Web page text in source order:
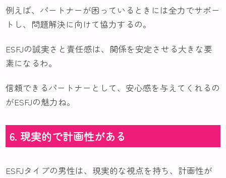
例えば、パートナーが困っているときには全力でサポー
トし、問題解決に向けて協力するの。
ESFJの誠実さと責任感は、関係を安定させる大きな要
素になるわ。
信頼できるパートナーとして、安心感を与えてくれるの
がESFJの魅力ね。
6. 現実的で計画性がある
ESFJタイプの男性は、現実的な視点を持ち、計画性が